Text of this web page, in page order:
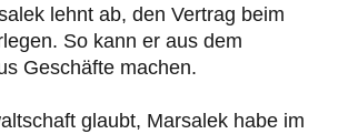
lehnt ab, den Vertrag beim
So kann er aus dem
Geschäfte machen.
glaubt, Marsalek habe im